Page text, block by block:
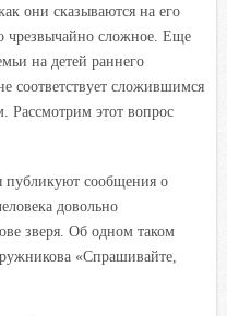
они сказываются на его
чрезвычайно сложное. Еще
на детей раннего
соответствует сложившимся
Рассмотрим этот вопрос
публикуют сообщения о
довольно
зверя. Об одном таком
«Спрашивайте,